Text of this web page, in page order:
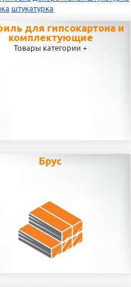
штукатурка
для гипсокартона и
комплектующие
Товары категории +
Брус